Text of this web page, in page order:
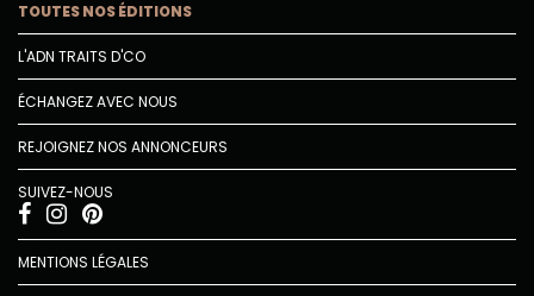
TOUTES NOS ÉDITIONS
L'ADN TRAITS D'CO
ÉCHANGEZ AVEC NOUS
REJOIGNEZ NOS ANNONCEURS
SUIVEZ-NOUS
MENTIONS LÉGALES